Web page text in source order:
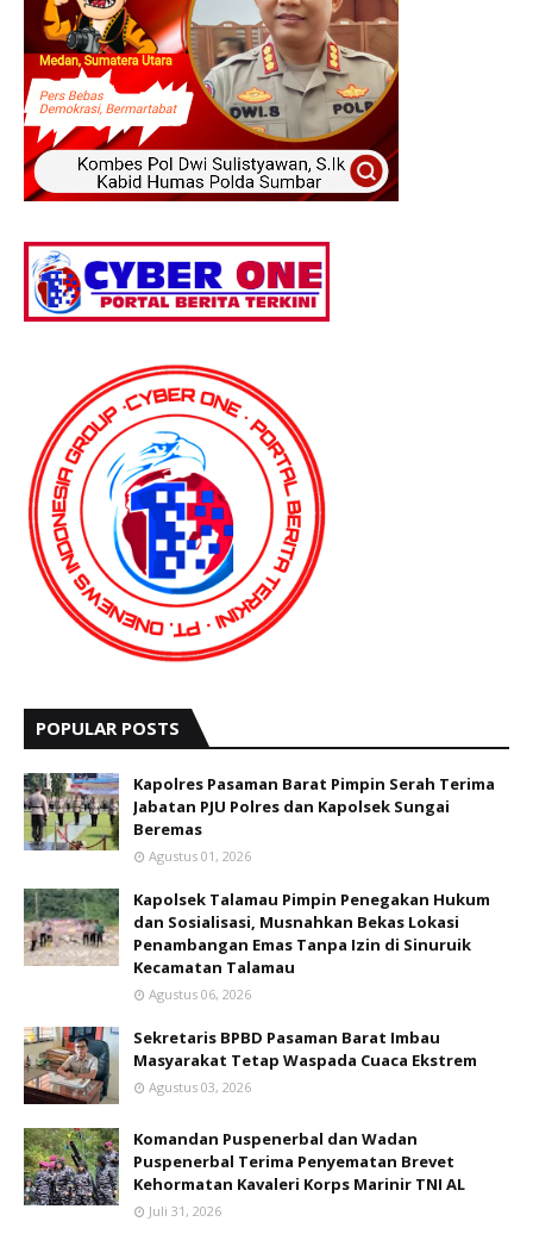
POPULAR POSTS
Kapolres Pasaman Barat Pimpin Serah Terima
Jabatan PJU Polres dan Kapolsek Sungai
Beremas
Agustus 01, 2026
Kapolsek Talamau Pimpin Penegakan Hukum
dan Sosialisasi, Musnahkan Bekas Lokasi
Penambangan Emas Tanpa Izin di Sinuruik
Kecamatan Talamau
Agustus 06, 2026
Sekretaris BPBD Pasaman Barat Imbau
Masyarakat Tetap Waspada Cuaca Ekstrem
Agustus 03, 2026
Komandan Puspenerbal dan Wadan
Puspenerbal Terima Penyematan Brevet
Kehormatan Kavaleri Korps Marinir TNI AL
Juli 31, 2026